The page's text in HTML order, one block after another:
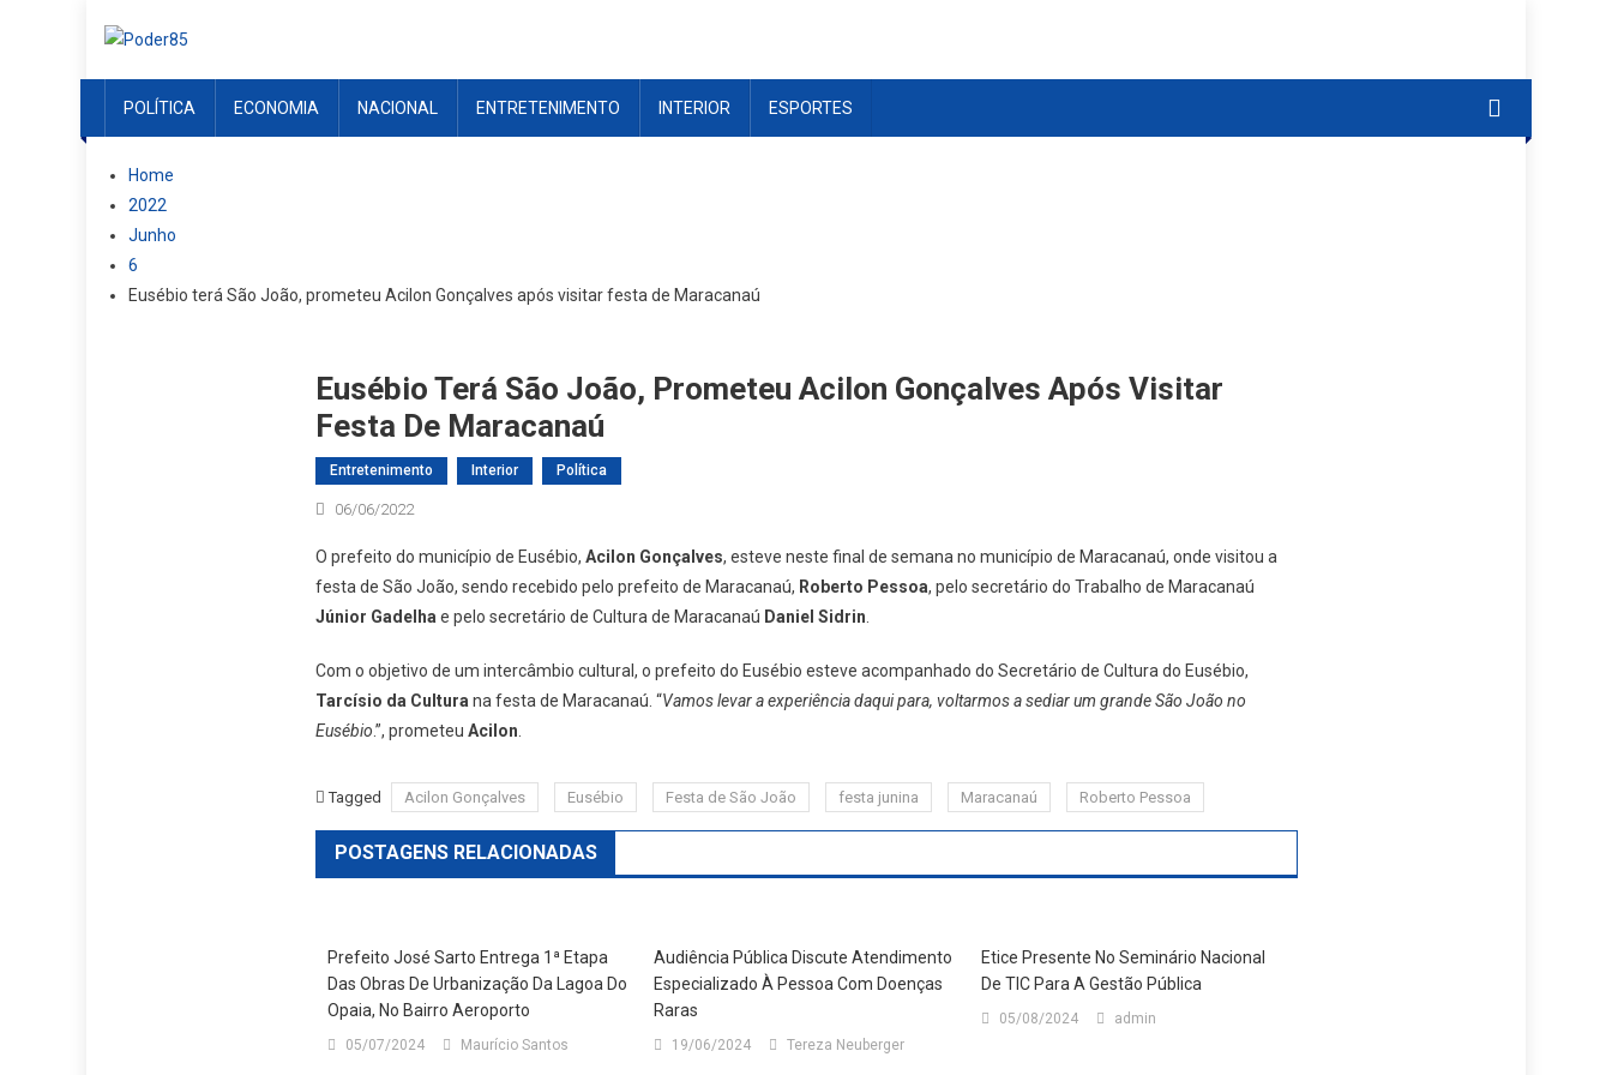
POLÍTICA
ECONOMIA NACIONAL ENTRETENIMENTO INTERIOR ESPORTES
Home
2022
Junho
6
Eusébio terá São João, prometeu Acilon Gonçalves após visitar festa de Maracanaú
Eusébio Terá São João, Prometeu Acilon Gonçalves Após Visitar
Festa De Maracanaú
Entretenimento Interior Política
06/06/2022
O prefeito do município de Eusébio, Acilon Gonçalves, esteve neste final de semana no município de Maracanaú, onde visitou a
festa de São João, sendo recebido pelo prefeito de Maracanaú, Roberto Pessoa, pelo secretário do Trabalho de Maracanaú
Júnior Gadelha e pelo secretário de Cultura de Maracanaú Daniel Sidrin
Com o objetivo de um intercâmbio cultural, o prefeito do Eusébio esteve acompanhado do Secretário de Cultura do Eusébio,
Tarcísio da Cultura na festa de Maracanaú. “Vamos levar a experiência daqui para, voltarmos a sediar um grande São João no
Eusébio.”, prometeu Acilon
Tagged Acilon Gonçalves Eusébio Festa de São João festa junina Maracanaú Roberto Pessoa
POSTAGENS RELACIONADAS
Prefeito José Sarto Entrega 1ª Etapa
Das Obras De Urbanização Da Lagoa Do
Opaia, No Bairro Aeroporto
05/07/2024 Maurício Santos
Audiência Pública Discute Atendimento
Especializado À Pessoa Com Doenças
Raras
19/06/2024 Tereza Neuberger
Etice Presente No Seminário Nacional
De TIC Para A Gestão Pública
05/08/2024 admin